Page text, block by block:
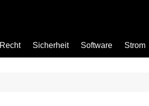
Recht Sicherheit Software Strom